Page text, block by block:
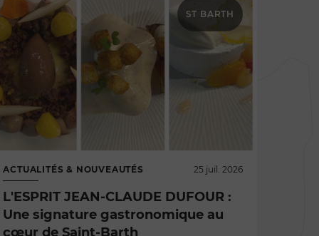
ST BARTH
ACTUALITÉS & NOUVEAUTÉS 25 juil. 2026
L'ESPRIT JEAN-CLAUDE DUFOUR :
Une signature gastronomique au
cœur de Saint-Barth